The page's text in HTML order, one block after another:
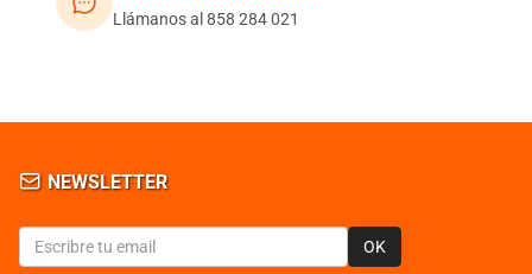
Llámanos al 858 284 021
NEWSLETTER
OK